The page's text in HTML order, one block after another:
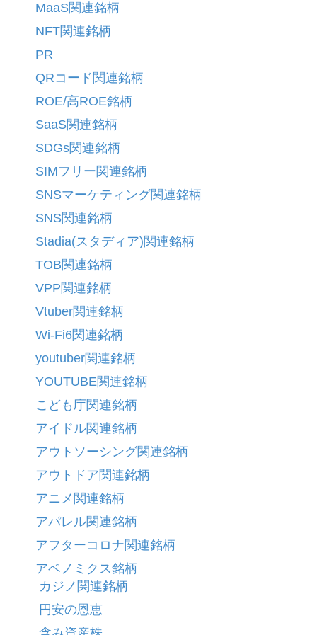
MaaS関連銘柄
NFT関連銘柄
PR
QRコード関連銘柄
ROE/高ROE銘柄
SaaS関連銘柄
SDGs関連銘柄
SIMフリー関連銘柄
SNSマーケティング関連銘柄
SNS関連銘柄
Stadia(スタディア)関連銘柄
TOB関連銘柄
VPP関連銘柄
Vtuber関連銘柄
Wi-Fi6関連銘柄
youtuber関連銘柄
YOUTUBE関連銘柄
こども庁関連銘柄
アイドル関連銘柄
アウトソーシング関連銘柄
アウトドア関連銘柄
アニメ関連銘柄
アパレル関連銘柄
アフターコロナ関連銘柄
アベノミクス銘柄
カジノ関連銘柄
円安の恩恵